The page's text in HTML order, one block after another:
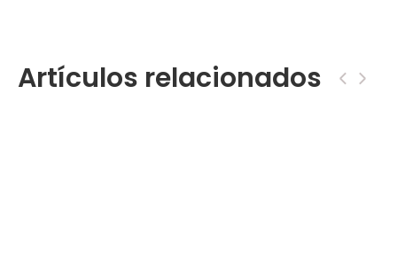
Artículos relacionados ‹ ›